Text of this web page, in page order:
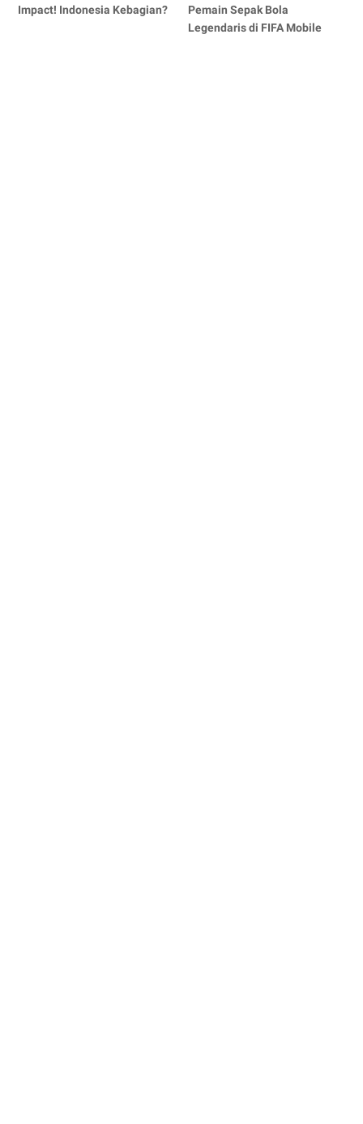
Impact! Indonesia Kebagian?
Pemain Sepak Bola
Legendaris di FIFA Mobile